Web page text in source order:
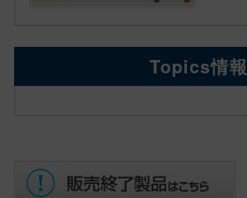
Topics情報